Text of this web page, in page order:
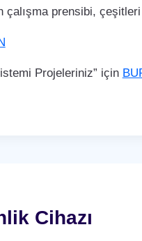
prensibi,
Projeleriniz” için
Cihazı